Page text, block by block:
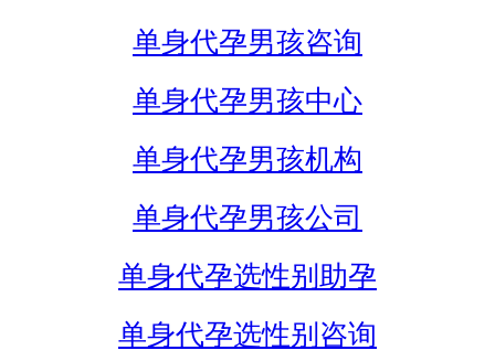
单身代孕男孩咨询
单身代孕男孩中心
单身代孕男孩机构
单身代孕男孩公司
单身代孕选性别助孕
单身代孕选性别咨询